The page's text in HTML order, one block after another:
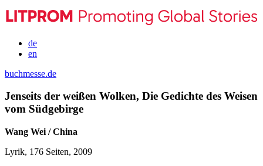
de
en
buchmesse.de
Jenseits der weißen Wolken, Die Gedichte des Weisen
vom Südgebirge
Wang Wei / China
Lyrik, 176 Seiten, 2009